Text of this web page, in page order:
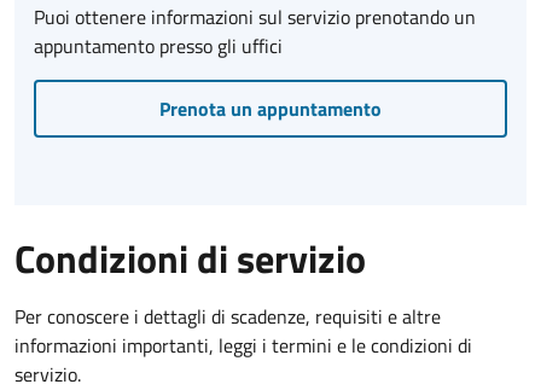
Puoi ottenere informazioni sul servizio prenotando un
appuntamento presso gli uffici
Prenota un appuntamento
Condizioni di servizio
Per conoscere i dettagli di scadenze, requisiti e altre
informazioni importanti, leggi i termini e le condizioni di
servizio.